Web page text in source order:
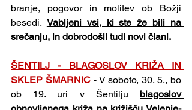
branje, pogovor in molitev ob Božji
besedi. Vabljeni vsi, ki ste že bili na
srečanju, in dobrodošli tudi novi člani.
ŠENTILJ - BLAGOSLOV KRIŽA IN
SKLEP ŠMARNIC - V soboto, 30. 5., bo
ob 19. uri v Šentilju blagoslov